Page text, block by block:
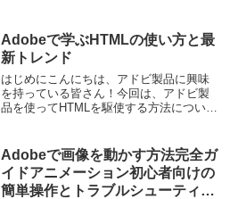
→※...
Adobeで学ぶHTMLの使い方と最
新トレンド
はじめにこんにちは、アドビ製品に興味
を持っている皆さん！今回は、アドビ製
品を使ってHTMLを駆使する方法につい
インやアニメーション制作において非常
に強力なツールです。こ...
Adobeで画像を動かす方法完全ガ
イドアニメーション初心者向けの
簡単操作とトラブルシューティン